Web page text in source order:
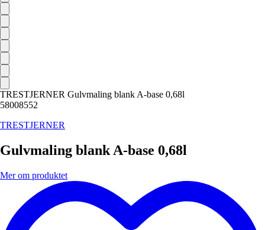
TRESTJERNER Gulvmaling blank A-base 0,68l
58008552
TRESTJERNER
Gulvmaling blank A-base 0,68l
Mer om produktet